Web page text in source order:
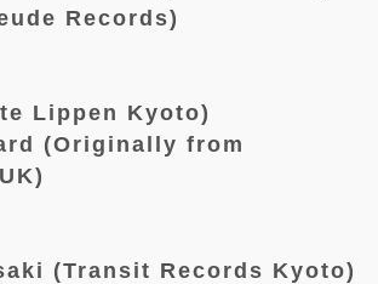
Records)
Lippen Kyoto)
(Originally from
(Transit Records Kyoto)